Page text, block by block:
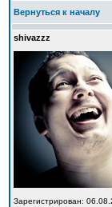
Вернуться к началу
shivazzz
Зарегистрирован: